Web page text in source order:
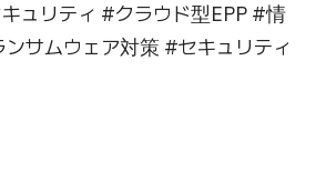
ュリティ #クラウド型EPP #情
サムウェア対策 #セキュリティ